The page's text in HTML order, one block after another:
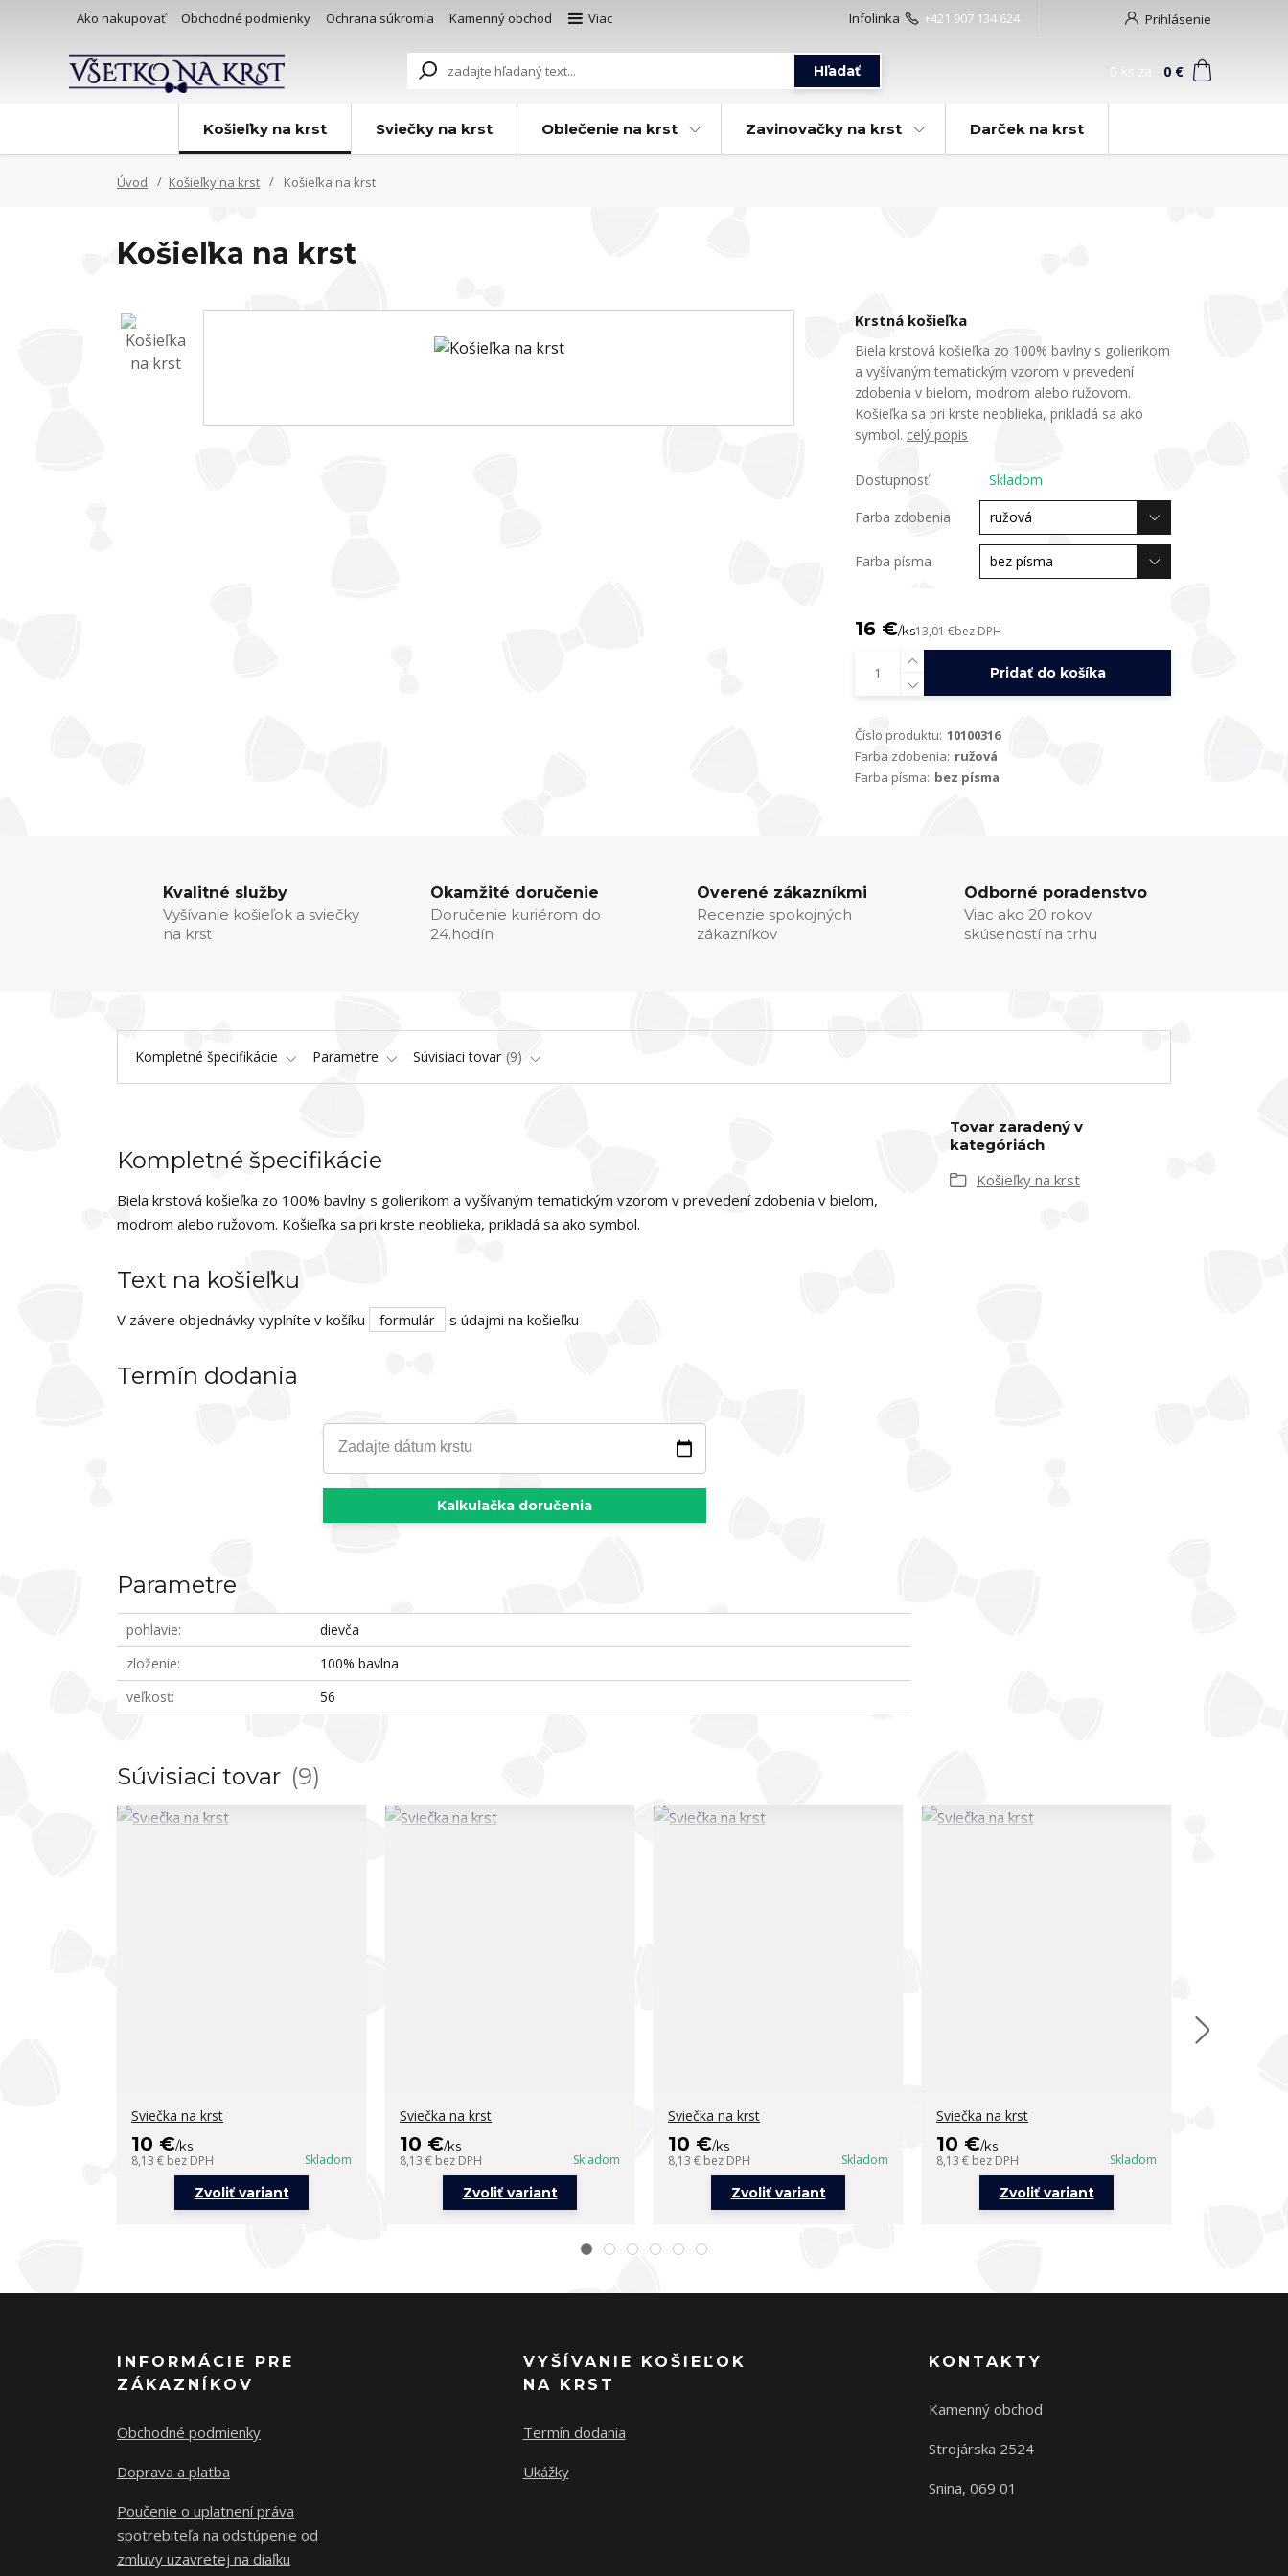
Ako nakupovať Obchodné podmienky Ochrana súkromia Kamenný obchod Viac Prihlásenie
Hľadať
Infolinka +421 907 134 624
0 ks za 0 €
Košieľky na krst Sviečky na krst Oblečenie na krst Zavinovačky na krst Darček na krst
Úvod Košieľky na krst Košieľka na krst
Košieľka na krst
Krstná košieľka
Biela krstová košieľka zo 100% bavlny s golierikom
a vyšívaným tematickým vzorom v prevedení
zdobenia v bielom, modrom alebo ružovom.
Košieľka sa pri krste neoblieka, prikladá sa ako
symbol. celý popis
Dostupnosť Skladom
Farba zdobenia
Farba písma
16 €/ks13,01 €bez DPH
Pridať do košíka
Číslo produktu: 10100316
Farba zdobenia: ružová
Farba písma: bez písma
Kvalitné služby
Vyšívanie košieľok a sviečky
na krst
Okamžité doručenie
Doručenie kuriérom do
24.hodín
Overené zákazníkmi
Recenzie spokojných
zákazníkov
Odborné poradenstvo
Viac ako 20 rokov
skúseností na trhu
Kompletné špecifikácie Parametre Súvisiaci tovar 9
Kompletné špecifikácie
Biela krstová košieľka zo 100% bavlny s golierikom a vyšívaným tematickým vzorom v prevedení zdobenia v bielom,
modrom alebo ružovom. Košieľka sa pri krste neoblieka, prikladá sa ako symbol.
Text na košieľku
V závere objednávky vyplníte v košíku formulár s údajmi na košieľku
Termín dodania
Zadajte dátum krstu
Kalkulačka doručenia
Parametre
pohlavie
dievča
zloženie
100% bavlna
veľkosť
56
Tovar zaradený v
kategóriách
Košieľky na krst
Súvisiaci tovar 9
Sviečka na krst
10 €/ks
8,13 € bez DPH Skladom
Zvoliť variant
Sviečka na krst
10 €/ks
8,13 € bez DPH Skladom
Zvoliť variant
Sviečka na krst
10 €/ks
8,13 € bez DPH Skladom
Zvoliť variant
Sviečka na krst
10 €/ks
8,13 € bez DPH Skladom
Zvoliť variant
INFORMÁCIE PRE
ZÁKAZNÍKOV
Obchodné podmienky
Doprava a platba
Poučenie o uplatnení práva
spotrebiteľa na odstúpenie od
zmluvy uzavretej na diaľku
VYŠÍVANIE KOŠIEĽOK
NA KRST
Termín dodania
Ukážky
KONTAKTY
Kamenný obchod
Strojárska 2524
Snina, 069 01